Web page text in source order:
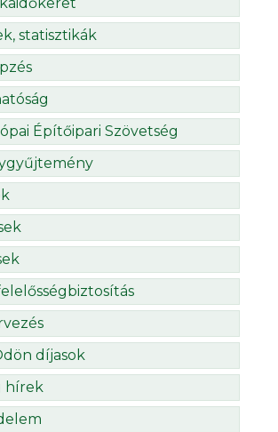
statisztikák
Építőipari Szövetség
díjasok
hírek